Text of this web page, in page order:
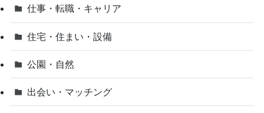
仕事・転職・キャリア
住宅・住まい・設備
公園・自然
出会い・マッチング